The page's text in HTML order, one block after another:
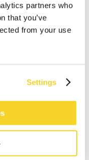
partners who
that you’ve
from your use
Settings
12:00 uur